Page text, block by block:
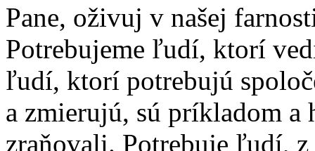
Pane, oživuj v našej
Potrebujeme ľudí, ktorí
ľudí, ktorí potrebujú
a zmierujú, sú príkladom a
zraňovali. Potrebuje ľudí,